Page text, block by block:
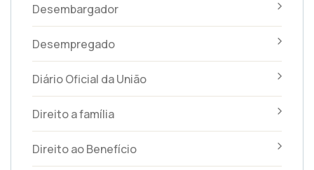
Desembargador
Desempregado
Diário Oficial da União
Direito a família
Direito ao Benefício